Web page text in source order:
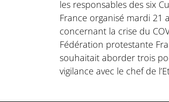
les responsables des six
France organisé mardi 21
concernant la crise du
Fédération protestante
souhaitait aborder trois
vigilance avec le chef de